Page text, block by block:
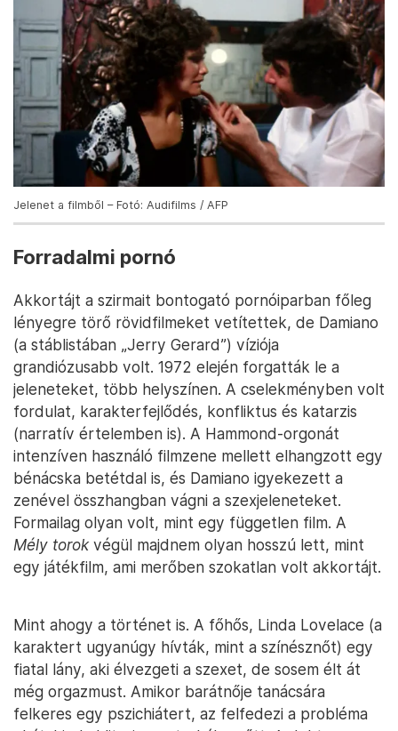
Jelenet a filmből – Fotó: Audifilms / AFP
Forradalmi pornó
Akkortájt a szirmait bontogató pornóiparban főleg
lényegre törő rövidfilmeket vetítettek, de Damiano
(a stáblistában „Jerry Gerard”) víziója
grandiózusabb volt. 1972 elején forgatták le a
jeleneteket, több helyszínen. A cselekményben volt
fordulat, karakterfejlődés, konfliktus és katarzis
(narratív értelemben is). A Hammond-orgonát
intenzíven használó filmzene mellett elhangzott egy
bénácska betétdal is, és Damiano igyekezett a
zenével összhangban vágni a szexjeleneteket.
Formailag olyan volt, mint egy független film. A
Mély torokvégül majdnem olyan hosszú lett, mint
egy játékfilm, ami merőben szokatlan volt akkortájt.
Mint ahogy a történet is. A főhős, Linda Lovelace (a
karaktert ugyanúgy hívták, mint a színésznőt) egy
fiatal lány, aki élvezgeti a szexet, de sosem élt át
még orgazmust. Amikor barátnője tanácsára
felkeres egy pszichiátert, az felfedezi a probléma